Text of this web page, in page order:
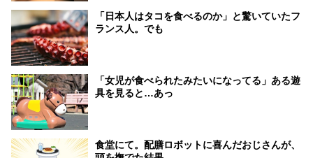
「日本人はタコを食べるのか」と驚いていたフ
ランス人。でも
「女児が食べられたみたいになってる」ある遊
具を見ると…あっ
食堂にて。配膳ロボットに喜んだおじさんが、